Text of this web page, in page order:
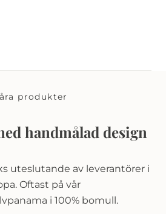
produkter
handmålad design
uteslutande av leverantörer i
Oftast på vår
i 100% bomull.